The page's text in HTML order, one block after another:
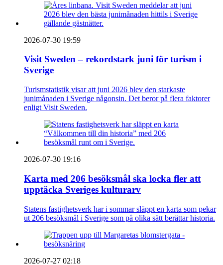
2026-07-30 19:59
Visit Sweden – rekordstark juni för turism i
Sverige
Turismstatistik visar att juni 2026 blev den starkaste
junimånaden i Sverige någonsin. Det beror på flera faktorer
enligt Visit Sweden.
2026-07-30 19:16
Karta med 206 besöksmål ska locka fler att
upptäcka Sveriges kulturarv
Statens fastighetsverk har i sommar släppt en karta som pekar
ut 206 besöksmål i Sverige som på olika sätt berättar historia.
2026-07-27 02:18